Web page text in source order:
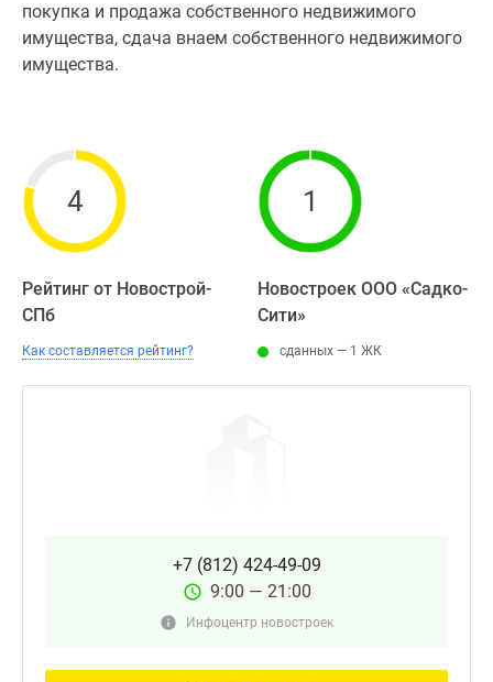
покупка и продажа собственного недвижимого
имущества, сдача внаем собственного недвижимого
имущества.
4
Рейтинг от Новострой-
СПб
Как составляется рейтинг?
1
Новостроек ООО «Садко-
Сити»
сданных — 1 ЖК
+7 (812) 424-49-09
9:00 — 21:00
Инфоцентр новостроек